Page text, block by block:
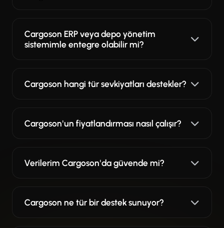
Cargoson ERP veya depo yönetim
sistemimle entegre olabilir mi?
Cargoson hangi tür sevkiyatları destekler?
Cargoson'un fiyatlandırması nasıl çalışır?
Verilerim Cargoson'da güvende mi?
Cargoson ne tür bir destek sunuyor?